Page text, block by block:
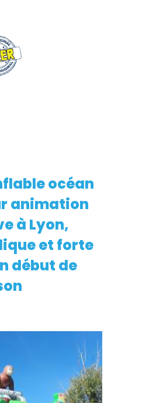
PLUS
océan
animation
à Lyon,
et forte
début de